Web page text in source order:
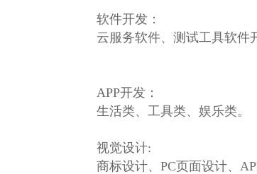
软件开发：
云服务软件、测试工具软件
APP开发：
生活类、工具类、娱乐类。
视觉设计:
商标设计、PC页面设计、